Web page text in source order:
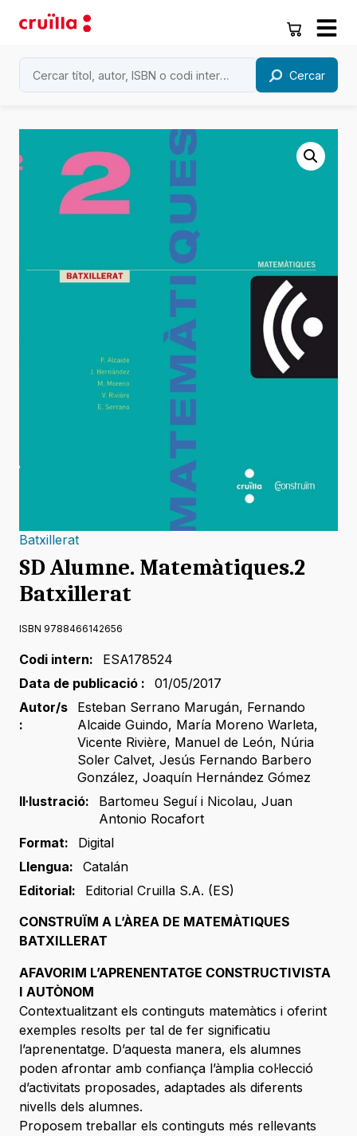
Cercar
Batxillerat
SD Alumne. Matemàtiques.2
Batxillerat
ISBN 9788466142656
Codi intern:
ESA178524
Data de publicació :
01/05/2017
Autor/s
:
Esteban Serrano Marugán, Fernando
Alcaide Guindo, María Moreno Warleta,
Vicente Rivière, Manuel de León, Núria
Soler Calvet, Jesús Fernando Barbero
González, Joaquín Hernández Gómez
Il·lustració:
Bartomeu Seguí i Nicolau, Juan
Antonio Rocafort
Format:
Digital
Llengua:
Catalán
Editorial:
Editorial Cruilla S.A. (ES)
CONSTRUÏM A L’ÀREA DE MATEMÀTIQUES
BATXILLERAT
AFAVORIM L’APRENENTATGE CONSTRUCTIVISTA
I AUTÒNOM
Contextualitzant els continguts matemàtics i oferint
exemples resolts per tal de fer significatiu
l’aprenentatge. D’aquesta manera, els alumnes
poden afrontar amb confiança l’àmplia col·lecció
d’activitats proposades, adaptades als diferents
nivells dels alumnes.
Proposem treballar els continguts més rellevants